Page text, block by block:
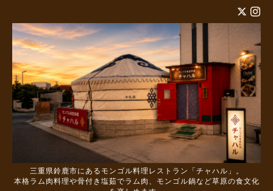
三重県鈴鹿市にあるモンゴル料理レストラン「チャハル」。
本格ラム肉料理や骨付き塩茹でラム肉、モンゴル鍋など草原の食文化